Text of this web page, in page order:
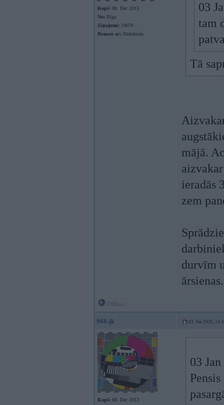
Kopš: 08. Dec 2013
No: Rīga
Ziņojumi: 14076
Braucu ar: 30niekiem
03
tam
Tā
mājā.
ieradās
zem
durvīm
ārsienas.
968-jk 03. Jan 2026,
Kopš: 08. Dec 2013
03